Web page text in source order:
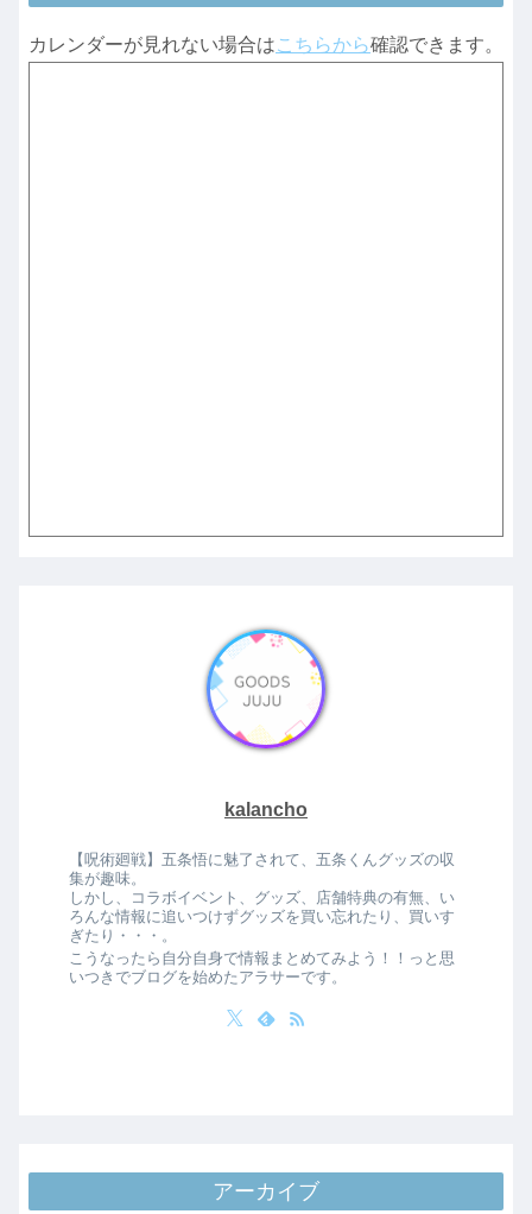
カレンダーが見れない場合はこちらから確認できます。
kalancho
【呪術廻戦】五条悟に魅了されて、五条くんグッズの収
集が趣味。
しかし、コラボイベント、グッズ、店舗特典の有無、い
ろんな情報に追いつけずグッズを買い忘れたり、買いす
ぎたり・・・。
こうなったら自分自身で情報まとめてみよう！！っと思
いつきでブログを始めたアラサーです。
アーカイブ